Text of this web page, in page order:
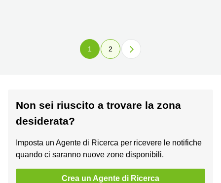
1 2
Non sei riuscito a trovare la zona
desiderata?
Imposta un Agente di Ricerca per ricevere le notifiche
quando ci saranno nuove zone disponibili.
Crea un Agente di Ricerca